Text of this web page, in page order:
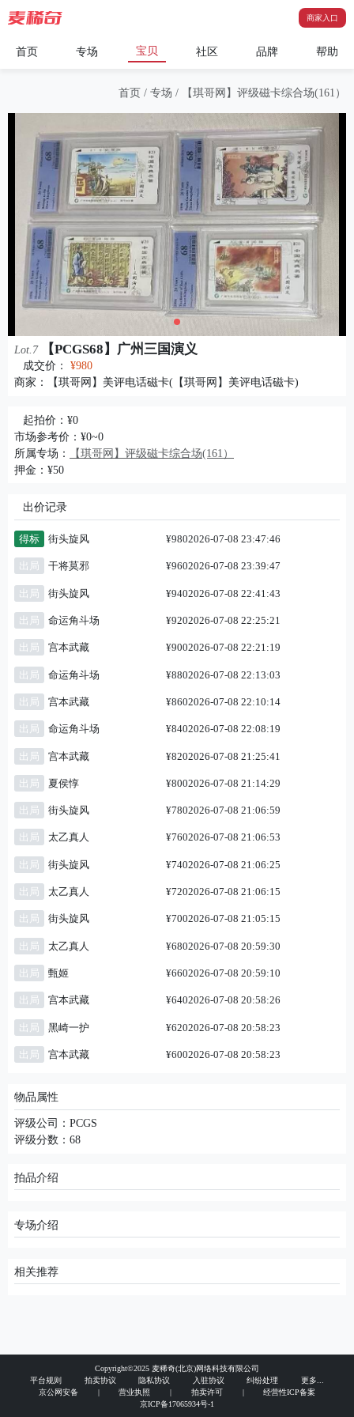
商家入口
首页 专场 宝贝 社区 品牌 帮助
首页 / 专场 / 【琪哥网】评级磁卡综合场(161）
Lot.7 【PCGS68】广州三国演义
成交价： ¥980
商家：
【琪哥网】美评电话磁卡(【琪哥网】美评电话磁卡)
起拍价：¥0
市场参考价：¥0~0
所属专场：
【琪哥网】评级磁卡综合场(161）
押金：¥50
出价记录
得标 街头旋风 ¥9802026-07-08 23:47:46
出局 干将莫邪 ¥9602026-07-08 23:39:47
出局 街头旋风 ¥9402026-07-08 22:41:43
出局 命运角斗场 ¥9202026-07-08 22:25:21
出局 宫本武藏 ¥9002026-07-08 22:21:19
出局 命运角斗场 ¥8802026-07-08 22:13:03
出局 宫本武藏 ¥8602026-07-08 22:10:14
出局 命运角斗场 ¥8402026-07-08 22:08:19
出局 宫本武藏 ¥8202026-07-08 21:25:41
出局 夏侯惇 ¥8002026-07-08 21:14:29
出局 街头旋风 ¥7802026-07-08 21:06:59
出局 太乙真人 ¥7602026-07-08 21:06:53
出局 街头旋风 ¥7402026-07-08 21:06:25
出局 太乙真人 ¥7202026-07-08 21:06:15
出局 街头旋风 ¥7002026-07-08 21:05:15
出局 太乙真人 ¥6802026-07-08 20:59:30
出局 甄姬 ¥6602026-07-08 20:59:10
出局 宫本武藏 ¥6402026-07-08 20:58:26
出局 黑崎一护 ¥6202026-07-08 20:58:23
出局 宫本武藏 ¥6002026-07-08 20:58:23
物品属性
评级公司：PCGS
评级分数：68
拍品介绍
专场介绍
相关推荐
Copyright©2025 麦稀奇(北京)网络科技有限公司
平台规则
拍卖协议 隐私协议 入驻协议 纠纷处理
更多...
京公网安备
| 营业执照 | 拍卖许可 |
经营性ICP备案
京ICP备17065934号-1